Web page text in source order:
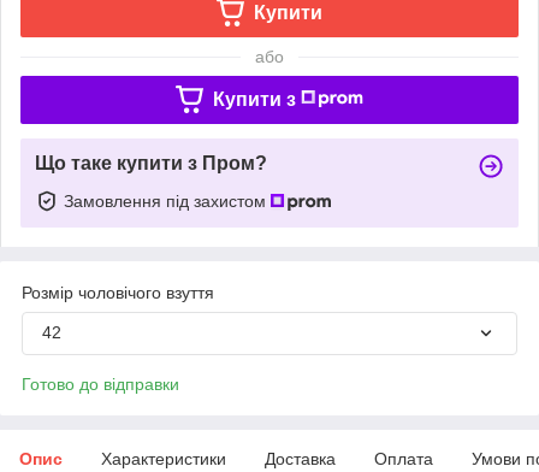
Купити
або
Купити з
Що таке купити з Пром?
Замовлення під захистом
Розмір чоловічого взуття
42
Готово до відправки
Опис Характеристики Доставка Оплата Умови